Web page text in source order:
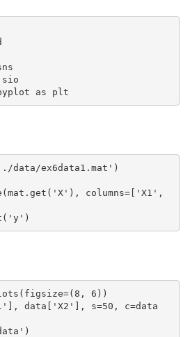
as plt
data/ex6data1.mat')
columns=['X1',
6))
data['X2'], s=50, c=data